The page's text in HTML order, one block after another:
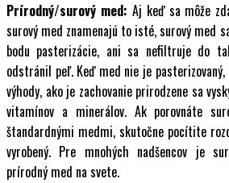
Prírodný/surový med: Aj keď sa môže
surový med znamenajú to isté, surový med
bodu pasterizácie, ani sa nefiltruje do
odstránil peľ. Keď med nie je
výhody, ako je zachovanie prirodzene sa
vitamínov a minerálov. Ak porovnáte
štandardnými medmi, skutočne pocítite
vyrobený. Pre mnohých nadšencov je
prírodný med na svete.